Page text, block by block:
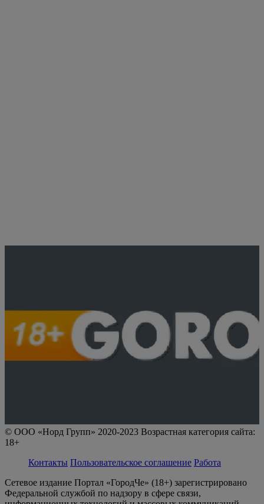
© ООО «Норд Групп» 2020-2023 Возрастная категория сайта:
18+
Контакты Пользовательское соглашение Работа
Сетевое издание Портал «ГородЧе» (18+) зарегистрировано
Федеральной службой по надзору в сфере связи,